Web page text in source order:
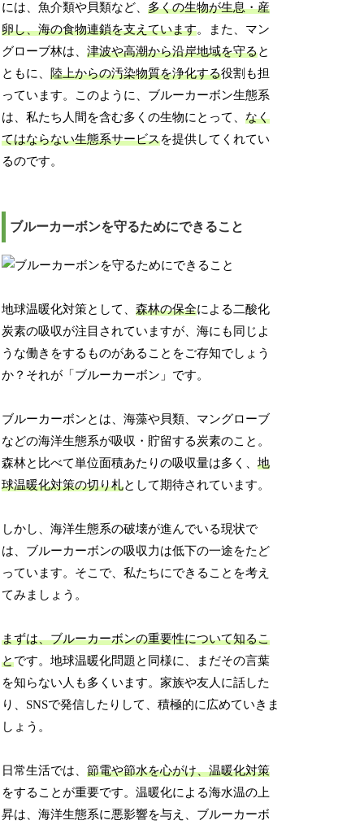
には、魚介類や貝類など、多くの生物が生息・産
卵し、海の食物連鎖を支えています。また、マン
グローブ林は、津波や高潮から沿岸地域を守ると
ともに、陸上からの汚染物質を浄化する役割も担
っています。このように、ブルーカーボン生態系
は、私たち人間を含む多くの生物にとって、なく
てはならない生態系サービスを提供してくれてい
るのです。
ブルーカーボンを守るためにできること
地球温暖化対策として、森林の保全による二酸化
炭素の吸収が注目されていますが、海にも同じよ
うな働きをするものがあることをご存知でしょう
か？それが「ブルーカーボン」です。
ブルーカーボンとは、海藻や貝類、マングローブ
などの海洋生態系が吸収・貯留する炭素のこと。
森林と比べて単位面積あたりの吸収量は多く、地
球温暖化対策の切り札として期待されています。
しかし、海洋生態系の破壊が進んでいる現状で
は、ブルーカーボンの吸収力は低下の一途をたど
っています。そこで、私たちにできることを考え
てみましょう。
まずは、ブルーカーボンの重要性について知るこ
とです。地球温暖化問題と同様に、まだその言葉
を知らない人も多くいます。家族や友人に話した
り、SNSで発信したりして、積極的に広めていきま
しょう。
日常生活では、節電や節水を心がけ、温暖化対策
をすることが重要です。温暖化による海水温の上
昇は、海洋生態系に悪影響を与え、ブルーカーボ